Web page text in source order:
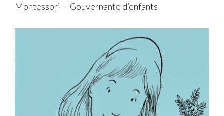
Montessori – Gouvernante d’enfants